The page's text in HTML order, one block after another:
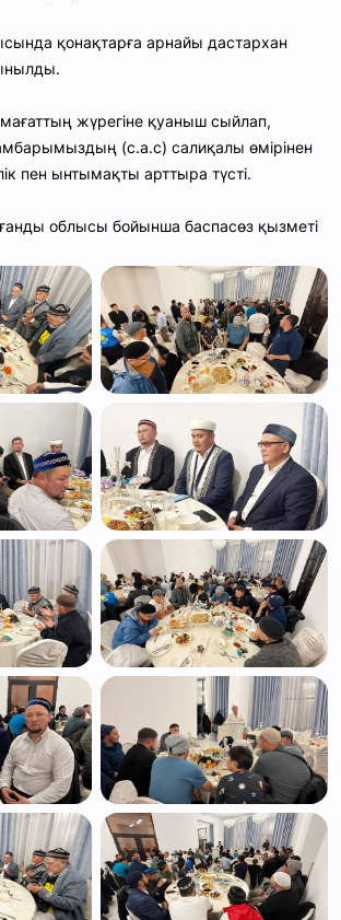
қонақтарға арнайы дастархан
жүрегіне қуаныш сыйлап,
(с.а.с) салиқалы өмірінен
пен ынтымақты арттыра түсті.
облысы бойынша баспасөз қызметі